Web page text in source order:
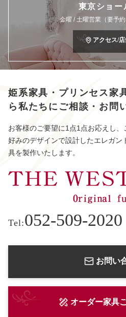
東京ショー
金曜 / 土曜営業（要予
アクセス/
姫系家具・プリンセス家
ら 私たちにご相談・お問
お客様のご要望に1点1点お応えし
好みのデザインで設計したエレガン
具を製作いたします。
Tel:052-509-2020
お問い
オーダー家具